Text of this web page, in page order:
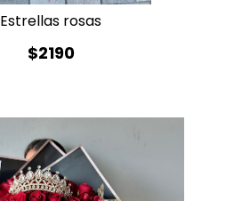
Estrellas rosas
$2190